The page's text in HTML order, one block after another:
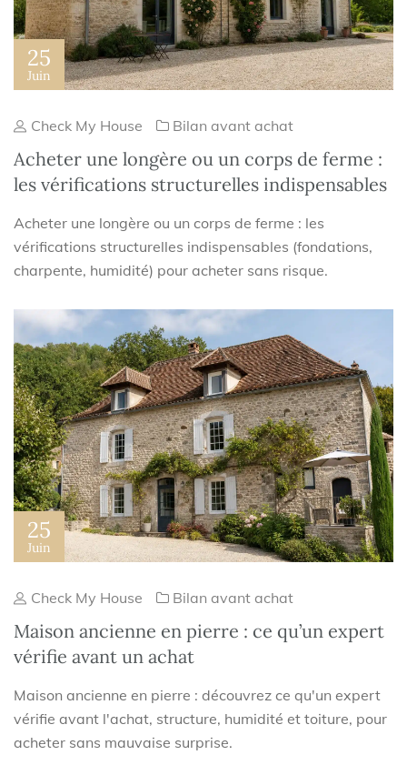
25
Juin
Check My House Bilan avant achat
Acheter une longère ou un corps de ferme :
les vérifications structurelles indispensables
Acheter une longère ou un corps de ferme : les
vérifications structurelles indispensables (fondations,
charpente, humidité) pour acheter sans risque.
25
Juin
Check My House Bilan avant achat
Maison ancienne en pierre : ce qu’un expert
vérifie avant un achat
Maison ancienne en pierre : découvrez ce qu'un expert
vérifie avant l'achat, structure, humidité et toiture, pour
acheter sans mauvaise surprise.